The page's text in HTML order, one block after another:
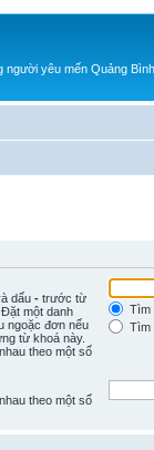
người yêu mến Quảng Bình
dấu - trước từ
một danh
ngoặc đơn nếu
từ khoá này.
theo một số
Tìm
Tìm
theo một số